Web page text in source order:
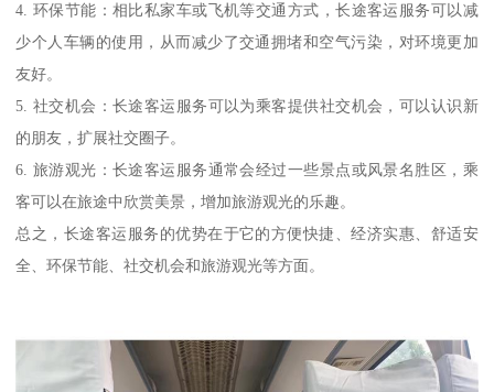
4. 环保节能：相比私家车或飞机等交通方式，长途客运服务可以减
少个人车辆的使用，从而减少了交通拥堵和空气污染，对环境更加
友好。
5. 社交机会：长途客运服务可以为乘客提供社交机会，可以认识新
的朋友，扩展社交圈子。
6. 旅游观光：长途客运服务通常会经过一些景点或风景名胜区，乘
客可以在旅途中欣赏美景，增加旅游观光的乐趣。
总之，长途客运服务的优势在于它的方便快捷、经济实惠、舒适安
全、环保节能、社交机会和旅游观光等方面。